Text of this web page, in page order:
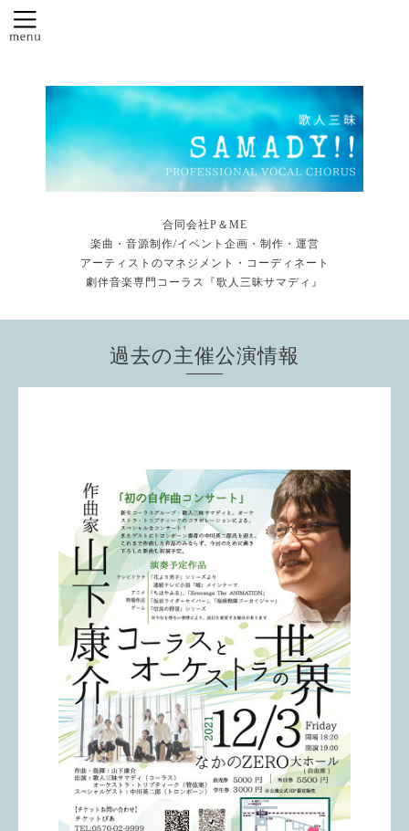
合同会社P＆ME
楽曲・音源制作/イベント企画・制作・運営
アーティストのマネジメント・コーディネート
劇伴音楽専門コーラス『歌人三昧サマディ』
過去の主催公演情報